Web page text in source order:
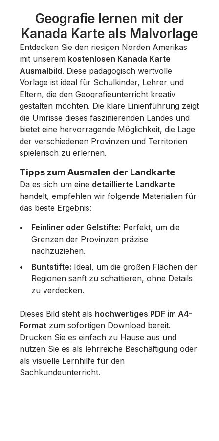
Geografie lernen mit der
Kanada Karte als Malvorlage
Entdecken Sie den riesigen Norden Amerikas
mit unserem kostenlosen Kanada Karte
Ausmalbild. Diese pädagogisch wertvolle
Vorlage ist ideal für Schulkinder, Lehrer und
Eltern, die den Geografieunterricht kreativ
gestalten möchten. Die klare Linienführung zeigt
die Umrisse dieses faszinierenden Landes und
bietet eine hervorragende Möglichkeit, die Lage
der verschiedenen Provinzen und Territorien
spielerisch zu erlernen.
Tipps zum Ausmalen der Landkarte
Da es sich um eine detaillierte Landkarte
handelt, empfehlen wir folgende Materialien für
das beste Ergebnis:
Feinliner oder Gelstifte: Perfekt, um die
Grenzen der Provinzen präzise
nachzuziehen.
Buntstifte: Ideal, um die großen Flächen der
Regionen sanft zu schattieren, ohne Details
zu verdecken.
Dieses Bild steht als hochwertiges PDF im A4-
Format zum sofortigen Download bereit.
Drucken Sie es einfach zu Hause aus und
nutzen Sie es als lehrreiche Beschäftigung oder
als visuelle Lernhilfe für den
Sachkundeunterricht.